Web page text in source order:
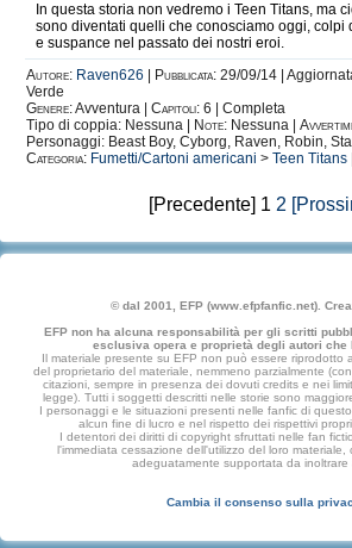
In questa storia non vedremo i Teen Titans, ma
sono diventati quelli che conosciamo oggi, colpi
e suspance nel passato dei nostri eroi.
Autore: Raven626 Pubblicata: 29/09/14 |
Verde
Genere:Avventura | Capitoli: 6 | Completa
Tipo di coppia: Nessuna |
Note: Nessuna |
Personaggi: Beast Boy, Cyborg, Raven, Robin,
Categoria: Fumetti/Cartoni americani > Teen Titans
[Precedente] 1 2
© dal 2001, EFP (www.efpfanfic.net).
EFP non ha alcuna responsabilità per gli scritti
esclusiva opera e proprietà degli autori che
Il materiale presente su EFP non può essere riprodotto
del proprietario del materiale, nemmeno parzialmente
citazioni, sempre in presenza dei dovuti credits e nei
legge). Tutti i soggetti descritti nelle storie sono
I personaggi e le situazioni presenti nelle fanfic di
alcun fine di lucro e nel rispetto dei rispettivi
I detentori dei diritti di copyright sfruttati nelle fan
l'immediata cessazione dell'utilizzo del loro
adeguatamente supportata da inoltrare
Cambia il consenso sulla